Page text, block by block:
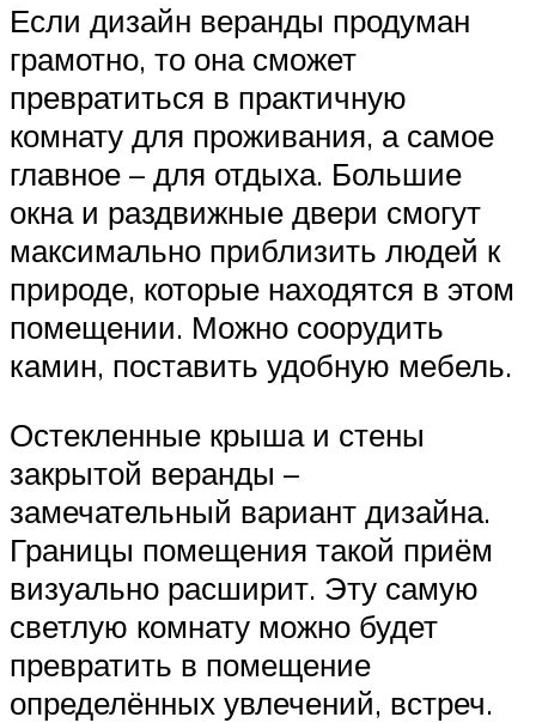
Если дизайн веранды продуман
грамотно, то она сможет
превратиться в практичную
комнату для проживания, а самое
главное – для отдыха. Большие
окна и раздвижные двери смогут
максимально приблизить людей к
природе, которые находятся в этом
помещении. Можно соорудить
камин, поставить удобную мебель.
Остекленные крыша и стены
закрытой веранды –
замечательный вариант дизайна.
Границы помещения такой приём
визуально расширит. Эту самую
светлую комнату можно будет
превратить в помещение
определённых увлечений, встреч.